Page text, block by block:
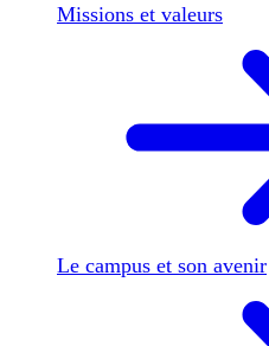
Missions et valeurs
Le campus et son avenir